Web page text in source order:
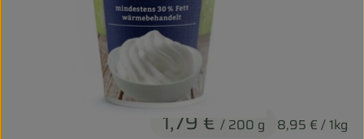
Entspannt durch die FERIEN
Obst & Gemüse
1,79 € / 200 g 8,95 € / 1kg